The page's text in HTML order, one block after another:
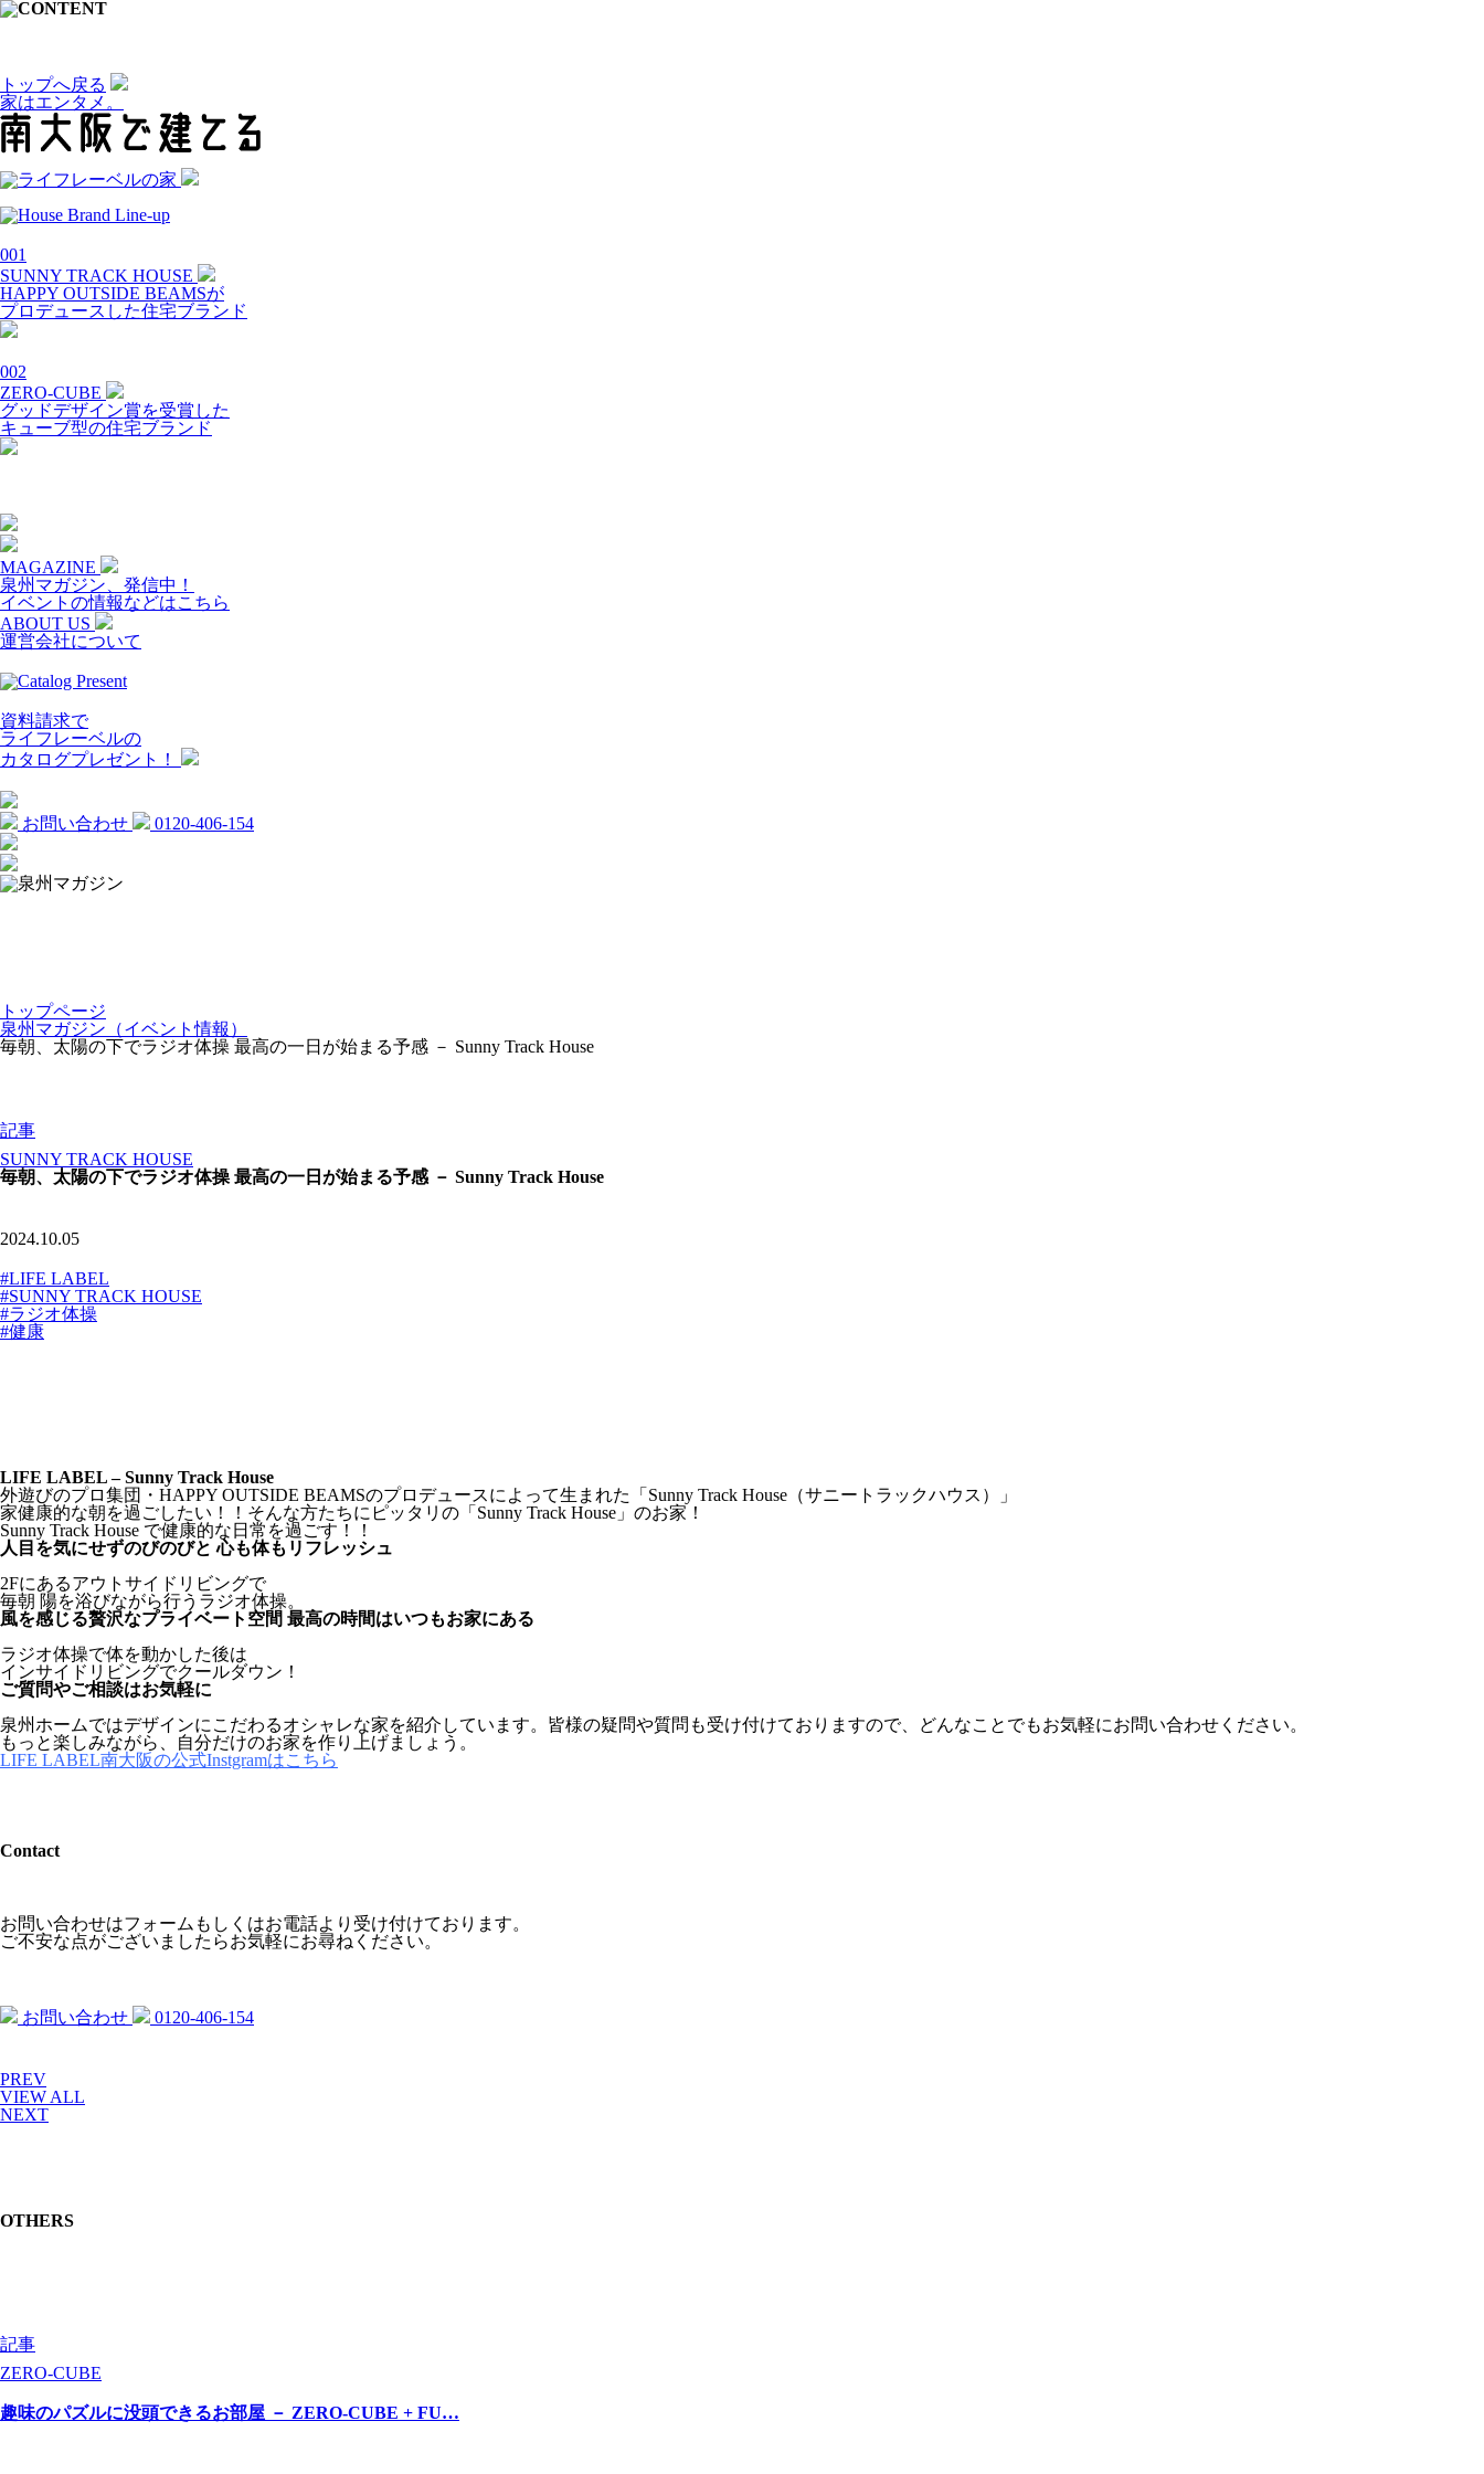
トップへ戻る
家はエンタメ。
001
SUNNY TRACK HOUSE
HAPPY OUTSIDE BEAMSが
プロデュースした住宅ブランド
002
ZERO-CUBE
グッドデザイン賞を受賞した
キューブ型の住宅ブランド
MAGAZINE
泉州マガジン、発信中！
イベントの情報などはこちら
ABOUT US
運営会社について
資料請求で
ライフレーベルの
カタログプレゼント！
お問い合わせ 0120-406-154
トップページ
泉州マガジン（イベント情報）
毎朝、太陽の下でラジオ体操 最高の一日が始まる予感 － Sunny Track House
記事
SUNNY TRACK HOUSE
毎朝、太陽の下でラジオ体操 最高の一日が始まる予感 － Sunny Track House
2024.10.05
#LIFE LABEL
#SUNNY TRACK HOUSE
#ラジオ体操
#健康
LIFE LABEL – Sunny Track House
外遊びのプロ集団・HAPPY OUTSIDE BEAMSのプロデュースによって生まれた「Sunny Track House（サニートラックハウス）」
家健康的な朝を過ごしたい！！そんな方たちにピッタリの「Sunny Track House」のお家！
Sunny Track House で健康的な日常を過ごす！！
人目を気にせずのびのびと 心も体もリフレッシュ
2Fにあるアウトサイドリビングで
毎朝 陽を浴びながら行うラジオ体操。
風を感じる贅沢なプライベート空間 最高の時間はいつもお家にある
ラジオ体操で体を動かした後は
インサイドリビングでクールダウン！
ご質問やご相談はお気軽に
泉州ホームではデザインにこだわるオシャレな家を紹介しています。皆様の疑問や質問も受け付けておりますので、どんなことでもお気軽にお問い合わせください。
もっと楽しみながら、自分だけのお家を作り上げましょう。
LIFE LABEL南大阪の公式Instgramはこちら
Contact
お問い合わせはフォームもしくはお電話より受け付けております。
ご不安な点がございましたらお気軽にお尋ねください。
お問い合わせ 0120-406-154
PREV
VIEW ALL
NEXT
OTHERS
記事
ZERO-CUBE
趣味のパズルに没頭できるお部屋 － ZERO-CUBE + FU…